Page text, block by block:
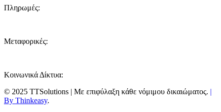
Πληρωμές:
Μεταφορικές:
Κοινωνικά Δίκτυα:
© 2025 TTSolutions | Με επιφύλαξη κάθε νόμιμου δικαιώματος. |
By Thinkeasy.